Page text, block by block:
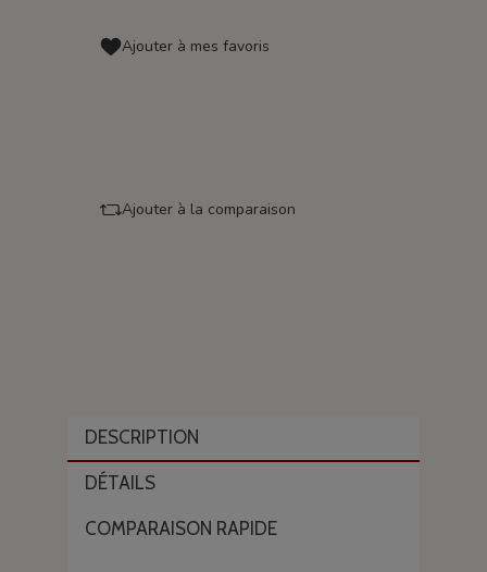
Ajouter à mes favoris
Ajouter à la comparaison
DESCRIPTION
DÉTAILS
COMPARAISON RAPIDE